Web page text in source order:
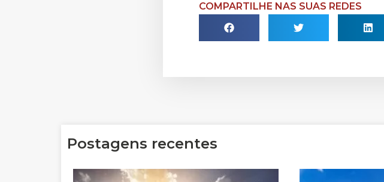
COMPARTILHE NAS SUAS REDES
Postagens recentes